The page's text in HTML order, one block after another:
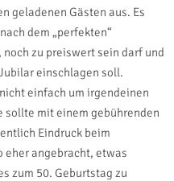
geladenen Gästen aus. Es
dem „perfekten“
zu preiswert sein darf und
einschlagen soll.
einfach um irgendeinen
sollte mit einem gebührenden
Eindruck beim
eher angebracht, etwas
zum 50. Geburtstag zu